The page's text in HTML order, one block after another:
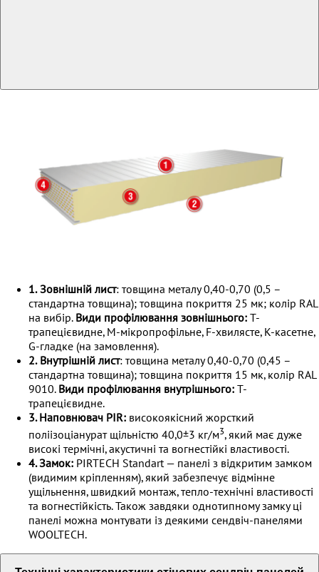
1. Зовнішній лист: товщина металу 0,40-0,70 (0,5 –
стандартна товщина); товщина покриття 25 мк; колір RAL
на вибір. Види профілювання зовнішнього: Т-
трапецієвидне, М-мікропрофільне, F-хвилясте, К-касетне,
G-гладке (на замовлення).
2. Внутрішній лист: товщина металу 0,40-0,70 (0,45 –
стандартна товщина); товщина покриття 15 мк, колір RAL
9010. Види профілювання внутрішнього: Т-
трапецієвидне.
3. Наповнювач PIR: високоякісний жорсткий
поліізоціанурат щільністю 40,0±3 кг/м3, який має дуже
високі термічні, акустичні та вогнестійкі властивості.
4. Замок: PIRTECH Standart — панелі з відкритим замком
(видимим кріпленням), який забезпечує відмінне
ущільнення, швидкий монтаж, тепло-технічні властивості
та вогнестійкість. Також завдяки однотипному замку ці
панелі можна монтувати із деякими сендвіч-панелями
WOOLTECH.